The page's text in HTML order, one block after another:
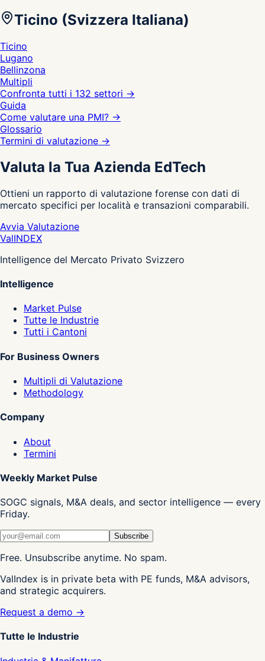
Ticino (Svizzera Italiana)
Ticino
Lugano
Bellinzona
Multipli
Confronta tutti i 132 settori →
Guida
Come valutare una PMI? →
Glossario
Termini di valutazione →
Valuta la Tua Azienda EdTech
Ottieni un rapporto di valutazione forense con dati di
mercato specifici per località e transazioni comparabili.
Avvia Valutazione
ValINDEX
Intelligence del Mercato Privato Svizzero
Intelligence
Market Pulse
Tutte le Industrie
Tutti i Cantoni
For Business Owners
Multipli di Valutazione
Methodology
Company
About
Termini
Weekly Market Pulse
SOGC signals, M&A deals, and sector intelligence — every
Friday.
Subscribe
Free. Unsubscribe anytime. No spam.
ValIndex is in private beta with PE funds, M&A advisors,
and strategic acquirers.
Request a demo →
Tutte le Industrie